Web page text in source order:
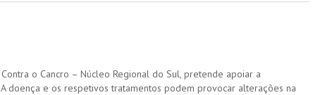
o Cancro – Núcleo Regional do Sul, pretende apoiar a
doença e os respetivos tratamentos podem provocar alterações na